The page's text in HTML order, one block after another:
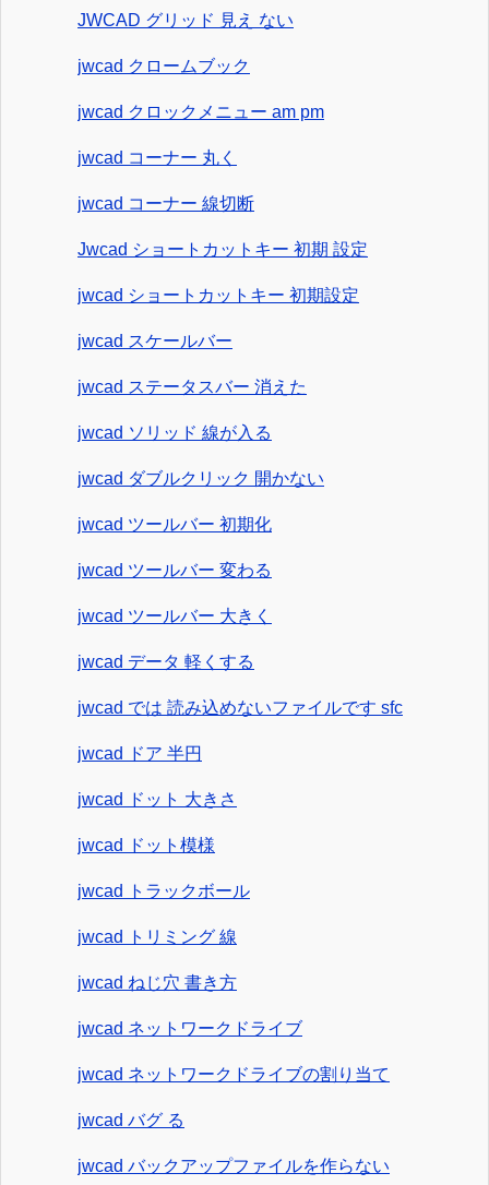
JWCAD グリッド 見え ない
jwcad クロームブック
jwcad クロックメニュー am pm
jwcad コーナー 丸く
jwcad コーナー 線切断
Jwcad ショートカットキー 初期 設定
jwcad ショートカットキー 初期設定
jwcad スケールバー
jwcad ステータスバー 消えた
jwcad ソリッド 線が入る
jwcad ダブルクリック 開かない
jwcad ツールバー 初期化
jwcad ツールバー 変わる
jwcad ツールバー 大きく
jwcad データ 軽くする
jwcad では 読み込めないファイルです sfc
jwcad ドア 半円
jwcad ドット 大きさ
jwcad ドット模様
jwcad トラックボール
jwcad トリミング 線
jwcad ねじ穴 書き方
jwcad ネットワークドライブ
jwcad ネットワークドライブの割り当て
jwcad バグ る
jwcad バックアップファイルを作らない